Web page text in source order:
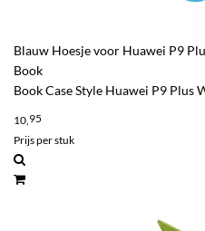
Blauw Hoesje voor Huawei P9
Book
Book Case Style Huawei P9 Plus
10,95
Prijs per stuk